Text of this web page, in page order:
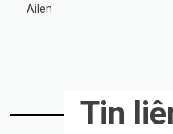
Ailen
Tin